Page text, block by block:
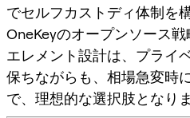
でセルフカストディ体制を
OneKeyのオープンソース
エレメント設計は、プライ
保ちながらも、相場急変時
で、理想的な選択肢となりま